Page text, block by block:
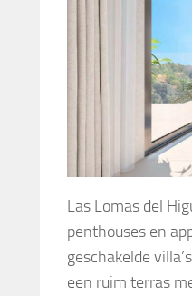
Las Lomas del
penthouses en
geschakelde
een ruim terras